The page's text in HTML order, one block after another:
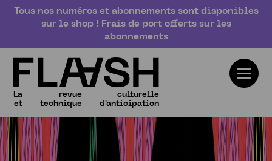
Tous nos numéros et abonnements sont disponibles
sur le shop ! Frais de port offerts sur les
abonnements
Numéros
La
et
revue
technique
culturelle
d'anticipation